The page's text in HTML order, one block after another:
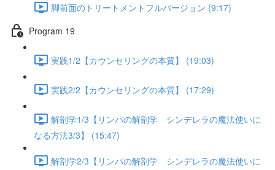
脚前面のトリートメントフルバージョン (9:17)
Program 19
実践1/2【カウンセリングの本質】 (19:03)
実践2/2【カウンセリングの本質】 (17:29)
解剖学1/3【リンパの解剖学 シンデレラの魔法使いに
なる方法3/3】 (15:47)
解剖学2/3【リンパの解剖学 シンデレラの魔法使いに